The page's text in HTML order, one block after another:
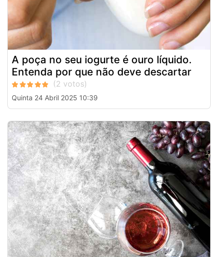
A poça no seu iogurte é ouro líquido.
Entenda por que não deve descartar
Quinta 24 Abril 2025 10:39